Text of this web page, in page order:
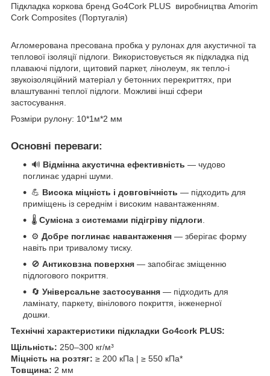
Підкладка коркова бренд Go4Cork PLUS виробництва Amorim
Cork Composites (Португалія)
Агломерована пресована пробка у рулонах для акустичної та
теплової ізоляції підлоги. Використовується як підкладка під
плаваючі підлоги, щитовий паркет, лінолеум, як тепло-і
звукоізоляційний матеріал у бетонних перекриттях, при
влаштуванні теплої підлоги. Можливі інші сфери
застосування.
Розміри рулону: 10*1м*2 мм
Основні переваги:
🔊 Відмінна акустична ефективність — чудово
поглинає ударні шуми.
💪 Висока міцність і довговічність — підходить для
приміщень із середнім і високим навантаженням.
🌡️ Сумісна з системами підігріву підлоги
⚙️ Добре поглинає навантаження — зберігає форму
навіть при тривалому тиску.
🚫 Антиковзна поверхня — запобігає зміщенню
підлогового покриття.
🔄 Універсальне застосування — підходить для
ламінату, паркету, вінілового покриття, інженерної
дошки.
Технічні характеристики підкладки Go4cork PLUS:
Щільність: 250–300 кг/м³
Міцність на розтяг: ≥ 200 кПа | ≥ 550 кПа*
Товщина: 2 мм